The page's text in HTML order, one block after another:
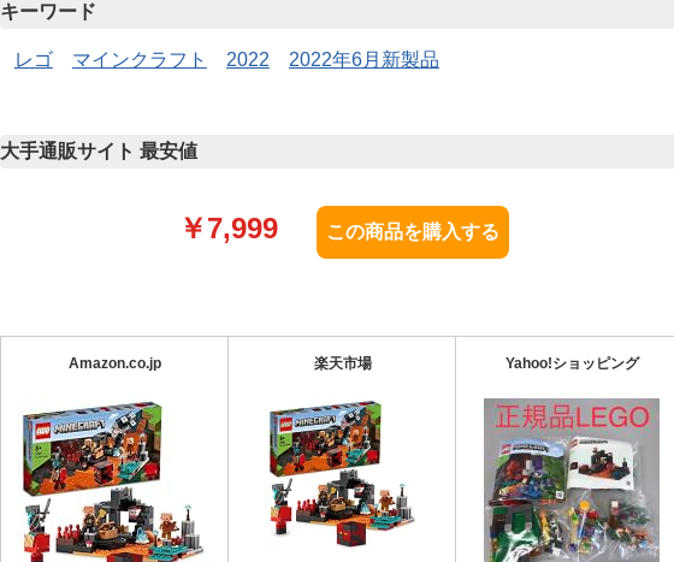
キーワード
レゴ マインクラフト 2022 2022年6月新製品
大手通販サイト 最安値
￥7,999
Amazon.co.jp 楽天市場 Yahoo!ショッピング